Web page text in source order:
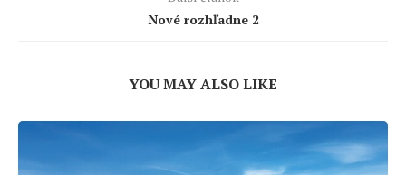
Nové rozhľadne 2
YOU MAY ALSO LIKE